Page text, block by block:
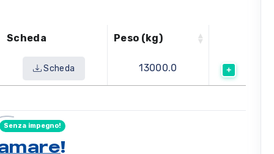
Scheda Peso (kg)
Scheda 13000.0
!
Senza impegno!